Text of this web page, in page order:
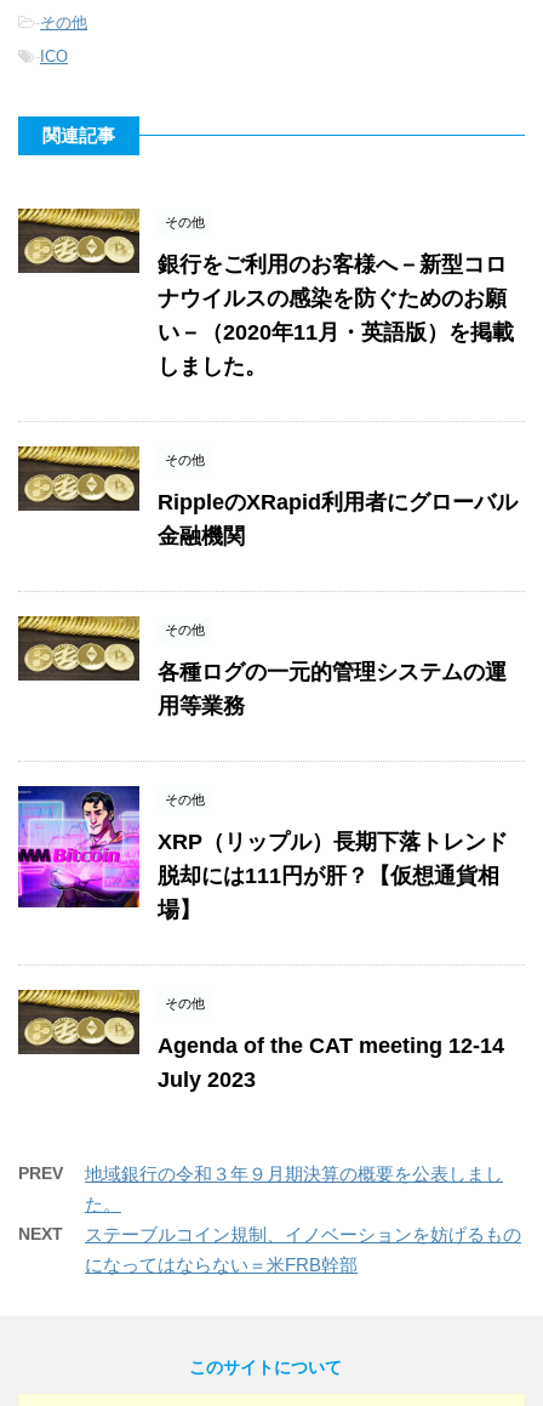
-その他
- ICO
関連記事
その他
銀行をご利用のお客様へ－新型コロ
ナウイルスの感染を防ぐためのお願
い－（2020年11月・英語版）を掲載
しました。
その他
RippleのXRapid利用者にグローバル
金融機関
その他
各種ログの一元的管理システムの運
用等業務
その他
XRP（リップル）長期下落トレンド
脱却には111円が肝？【仮想通貨相
場】
その他
Agenda of the CAT meeting 12-14
July 2023
PREV
地域銀行の令和３年９月期決算の概要を公表しまし
た。
NEXT
ステーブルコイン規制、イノベーションを妨げるもの
になってはならない＝米FRB幹部
このサイトについて